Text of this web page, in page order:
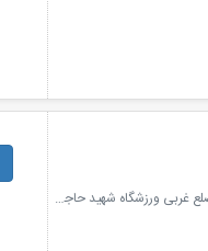
همدان- شهر مریانج (۶ کیلومتری جاده همدان-کرمانشاه)- ضلع غربی ورزشگاه شهید حاجی بابایی- هتل ورزش همدان